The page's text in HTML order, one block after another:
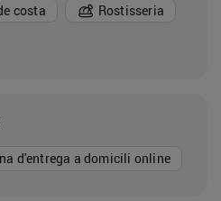
costa
Rostisseria
d'entrega a domicili online